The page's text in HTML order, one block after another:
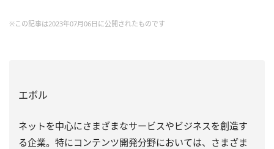
※この記事は2023年07月06日に公開されたものです
エボル
ネットを中心にさまざまなサービスやビジネスを創造す
る企業。特にコンテンツ開発分野においては、さまざま